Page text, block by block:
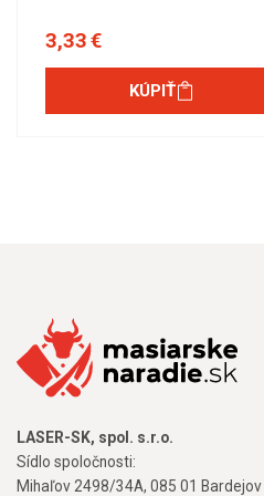
3,33 €
KÚPIŤ
LASER-SK, spol. s.r.o.
Sídlo spoločnosti:
Mihaľov 2498/34A, 085 01 Bardejov